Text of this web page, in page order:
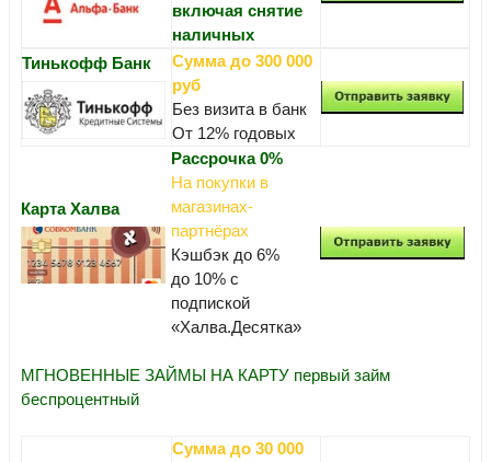
включая снятие
наличных
Тинькофф Банк
Сумма до 300 000
руб
Без визита в банк
От 12% годовых
Карта Халва
Рассрочка 0%
На покупки в
магазинах-
партнёрах
Кэшбэк до 6%
до 10% с
подпиской
«Халва.Десятка»
МГНОВЕННЫЕ ЗАЙМЫ НА КАРТУ первый займ
беспроцентный
Сумма до 30 000